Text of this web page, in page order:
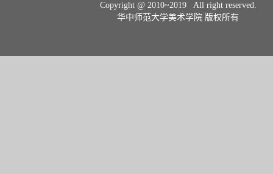
Copyright @ 2010~2019 All right reserved.
华中师范大学美术学院 版权所有